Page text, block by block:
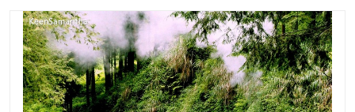
蒙古乌兰巴托双清包税 蒙古乌兰巴
蒙古乌兰巴托空运专线 蒙古乌兰巴
蒙古乌兰巴托汽运专线 英国铁路